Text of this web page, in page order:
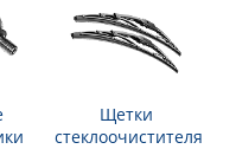
Щетки
стеклоочистителя